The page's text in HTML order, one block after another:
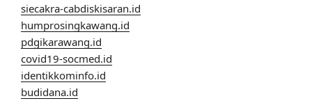
siecakra-cabdiskisaran.id
humprosingkawang.id
pdgikarawang.id
covid19-socmed.id
identikkominfo.id
budidana.id